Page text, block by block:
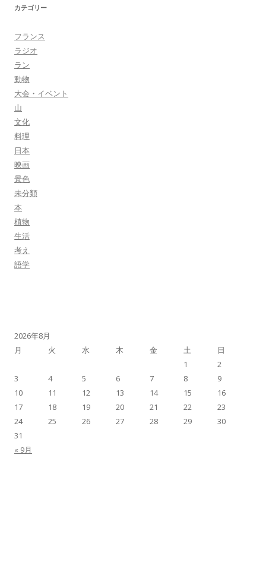
カテゴリー
フランス
ラジオ
ラン
動物
大会・イベント
山
文化
料理
日本
映画
景色
未分類
本
植物
生活
考え
語学
2026年8月
月
火 水 木 金 土 日
« 9月
1
2
3
4 5 6 7 8
9
10
11 12 13 14 15
16
17
18 19 20 21 22
23
24
25 26 27 28 29
30
31